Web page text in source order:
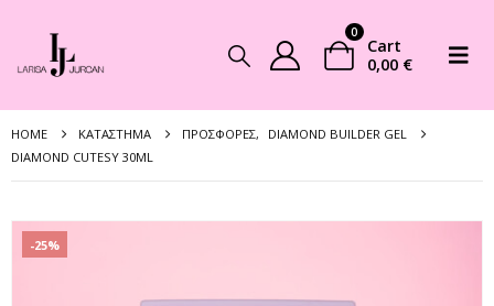
0
Cart
0,00 €
HOME ΚΑΤΆΣΤΗΜΑ ΠΡΟΣΦΟΡΈΣ,
DIAMOND BUILDER GEL
DIAMOND CUTESY 30ML
-25%